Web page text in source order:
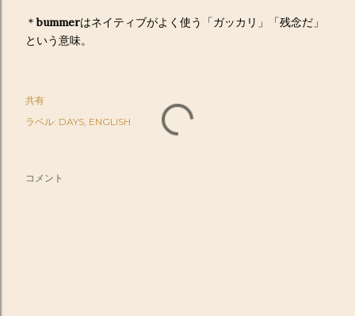
＊bummerはネイティブがよく使う「ガッカリ」「残念だ」
という意味。
共有
ラベル: DAYS ENGLISH
コメント